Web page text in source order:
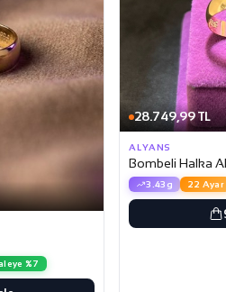
%7
28.749,99 TL
ALYANS
Bombeli Halka
3.43g 22 Ayar